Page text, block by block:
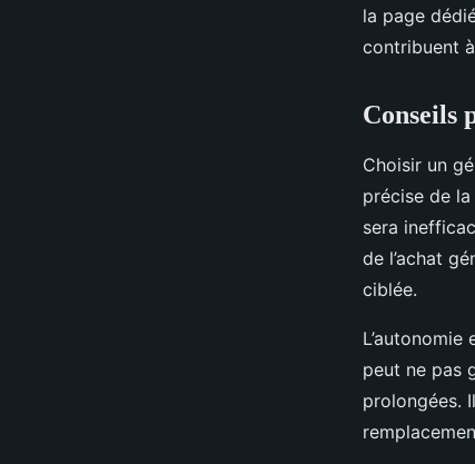
la page
contribuent
Conseils
Choisir un
précise de
sera
de l’achat
ciblée.
peut ne pas
prolongées.